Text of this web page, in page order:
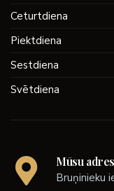
Ceturtdiena
Piektdiena
Sestdiena
Svētdiena
Mūsu
Bruņinieku